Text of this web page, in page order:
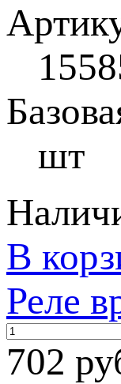
шт
В
Реле
702